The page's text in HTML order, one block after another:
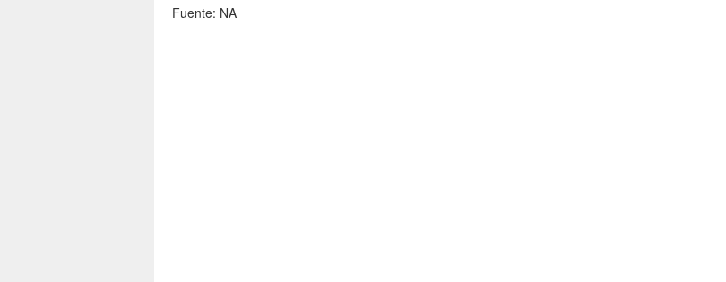
Fuente: NA